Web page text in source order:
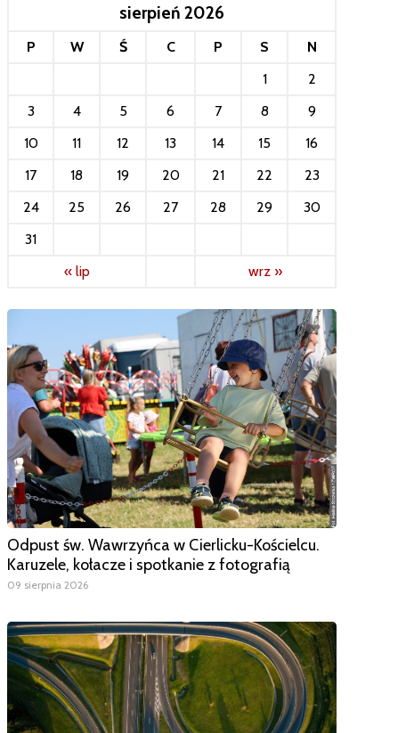
sierpień 2026
P W Ś C P S
N
1
2
3
4 5 6 7 8
9
10
11 12 13 14 15
16
17
18 19 20 21 22
23
24
25 26 27 28 29
30
31
« lip
wrz »
Odpust św. Wawrzyńca w Cierlicku-Kościelcu.
Karuzele, kołacze i spotkanie z fotografią
09 sierpnia 2026